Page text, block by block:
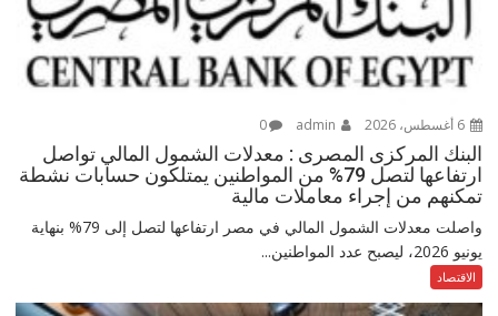
6 أغسطس، 2026 0
البنك المركزى المصرى : معدلات الشمول المالي تواصل
ارتفاعها لتصل 79% من المواطنين يمتلكون حسابات نشطة
تمكنهم من إجراء معاملات مالية
واصلت معدلات الشمول المالي في مصر ارتفاعها لتصل إلى 79% بنهاية
يونيو 2026، ليصبح عدد المواطنين...
الاقتصاد